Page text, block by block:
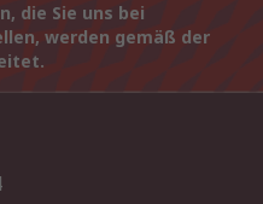
die Sie uns bei
werden gemäß der